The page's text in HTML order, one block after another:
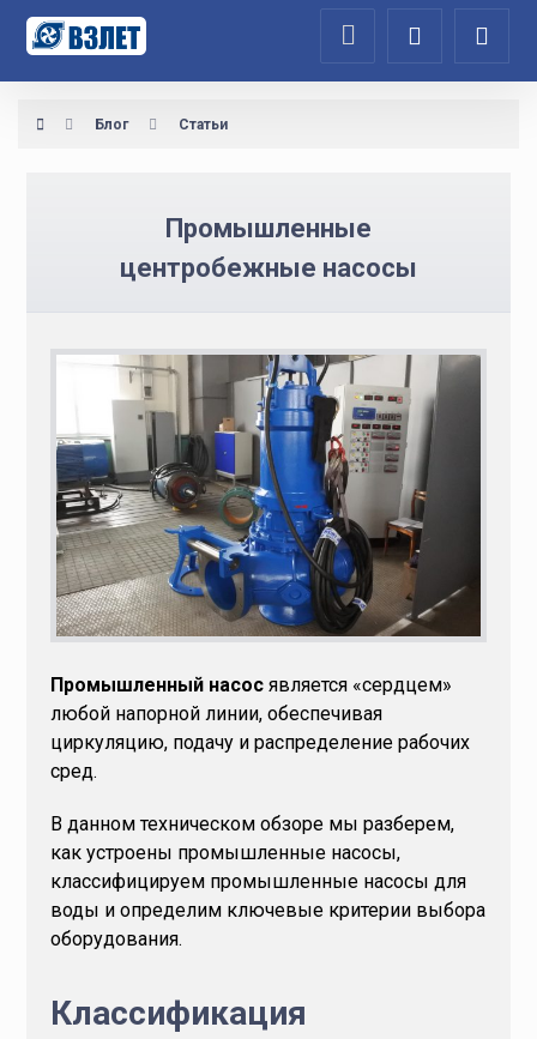
Блог Статьи
Промышленные
центробежные насосы
Промышленный насос является «сердцем»
любой напорной линии, обеспечивая
циркуляцию, подачу и распределение рабочих
сред.
В данном техническом обзоре мы разберем,
как устроены промышленные насосы,
классифицируем промышленные насосы для
воды и определим ключевые критерии выбора
оборудования.
Классификация